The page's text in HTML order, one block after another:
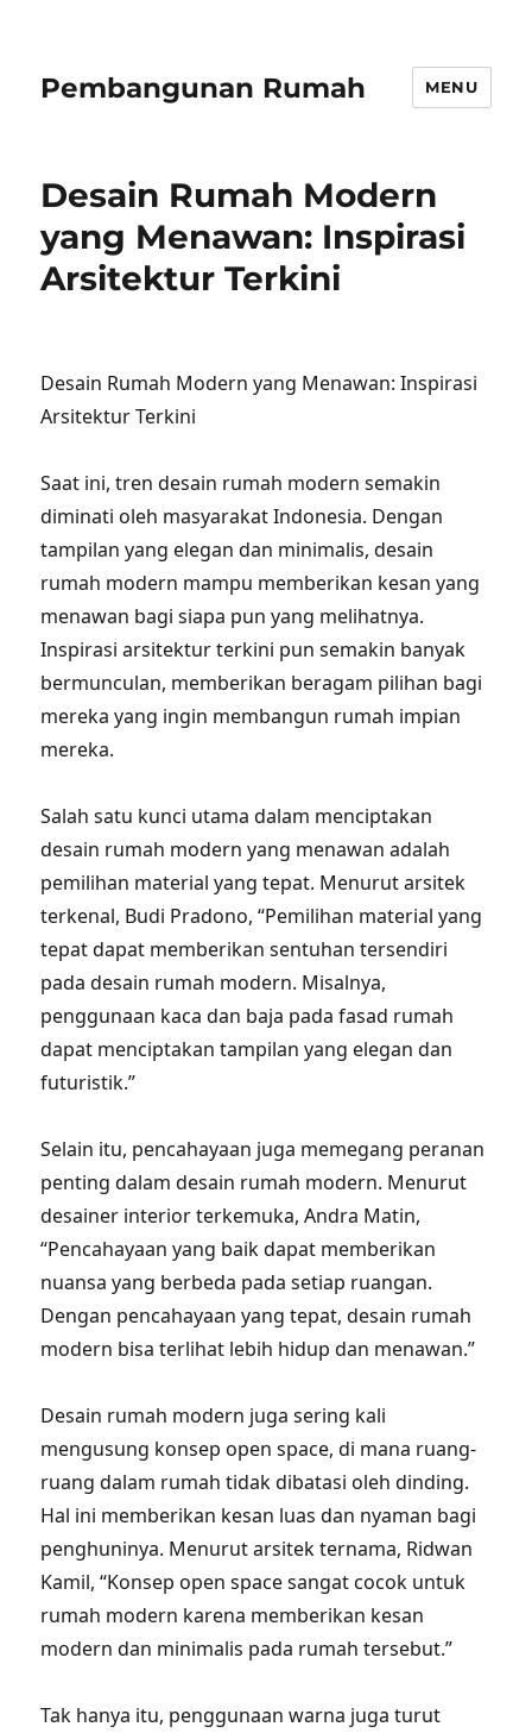
Pembangunan Rumah MENU
Desain Rumah Modern
yang Menawan: Inspirasi
Arsitektur Terkini
Desain Rumah Modern yang Menawan: Inspirasi
Arsitektur Terkini
Saat ini, tren desain rumah modern semakin
diminati oleh masyarakat Indonesia. Dengan
tampilan yang elegan dan minimalis, desain
rumah modern mampu memberikan kesan yang
menawan bagi siapa pun yang melihatnya.
Inspirasi arsitektur terkini pun semakin banyak
bermunculan, memberikan beragam pilihan bagi
mereka yang ingin membangun rumah impian
mereka.
Salah satu kunci utama dalam menciptakan
desain rumah modern yang menawan adalah
pemilihan material yang tepat. Menurut arsitek
terkenal, Budi Pradono, “Pemilihan material yang
tepat dapat memberikan sentuhan tersendiri
pada desain rumah modern. Misalnya,
penggunaan kaca dan baja pada fasad rumah
dapat menciptakan tampilan yang elegan dan
futuristik.”
Selain itu, pencahayaan juga memegang peranan
penting dalam desain rumah modern. Menurut
desainer interior terkemuka, Andra Matin,
“Pencahayaan yang baik dapat memberikan
nuansa yang berbeda pada setiap ruangan.
Dengan pencahayaan yang tepat, desain rumah
modern bisa terlihat lebih hidup dan menawan.”
Desain rumah modern juga sering kali
mengusung konsep open space, di mana ruang-
ruang dalam rumah tidak dibatasi oleh dinding.
Hal ini memberikan kesan luas dan nyaman bagi
penghuninya. Menurut arsitek ternama, Ridwan
Kamil, “Konsep open space sangat cocok untuk
rumah modern karena memberikan kesan
modern dan minimalis pada rumah tersebut.”
Tak hanya itu, penggunaan warna juga turut